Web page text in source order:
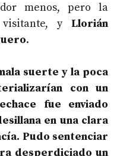
menos, pero la
y Llorián
.
suerte y la poca
con un
fue enviado
en una clara
Pudo sentenciar
desperdiciado un